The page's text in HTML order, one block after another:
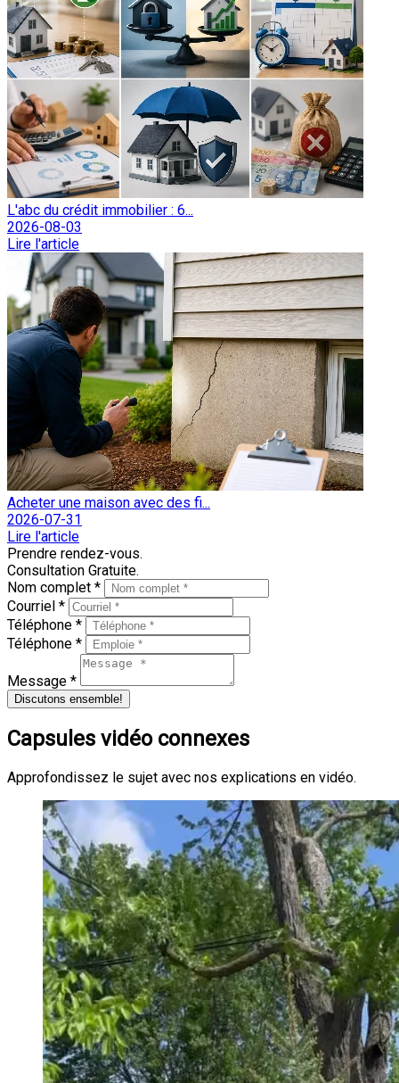
L'abc du crédit immobilier : 6...
2026-08-03
Lire l'article
Acheter une maison avec des fi...
2026-07-31
Lire l'article
Prendre rendez-vous.
Consultation Gratuite.
Nom complet *
Courriel *
Téléphone *
Téléphone *
Message *
Discutons ensemble!
Capsules vidéo connexes
Approfondissez le sujet avec nos explications en vidéo.